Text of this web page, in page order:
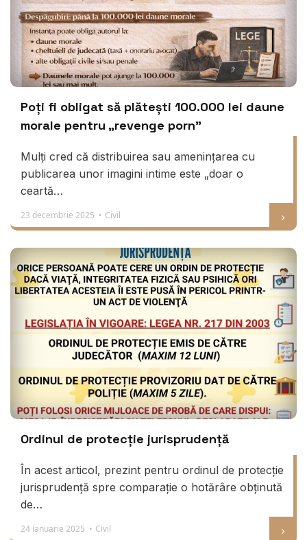
Poți fi obligat să plătești 100.000 lei daune
morale pentru „revenge porn”
Mulți cred că distribuirea sau amenințarea cu
publicarea unor imagini intime este „doar o
ceartă…
23 decembrie 2025 • Civil
Ordinul de protecție jurisprudență
În acest articol, prezint pentru ordinul de protecție
jurisprudență spre comparație o hotărâre obținută
de…
24 ianuarie 2025 • Civil